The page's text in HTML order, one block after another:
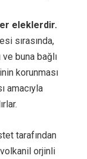
eleklerdir.
sırasında,
ve buna bağlı
korunması
amacıyla
tarafından
orjinli